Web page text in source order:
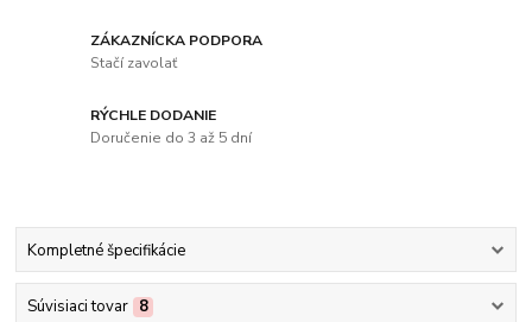
ZÁKAZNÍCKA PODPORA
Stačí zavolať
RÝCHLE DODANIE
Doručenie do 3 až 5 dní
Kompletné špecifikácie
Súvisiaci tovar 8